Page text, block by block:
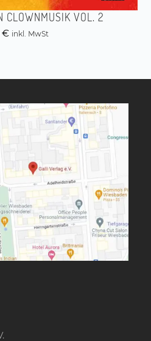
CLOWNMUSIK VOL. 2
€ inkl. MwSt